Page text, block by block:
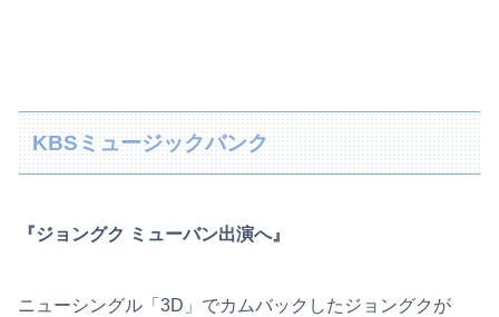
KBSミュージックバンク
『ジョングク ミューバン出演へ』
ニューシングル「3D」でカムバックしたジョングクが